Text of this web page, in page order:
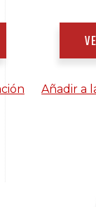
Añadir a